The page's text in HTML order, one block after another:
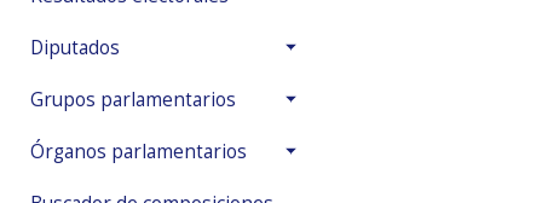
Diputados
Grupos parlamentarios
Órganos parlamentarios